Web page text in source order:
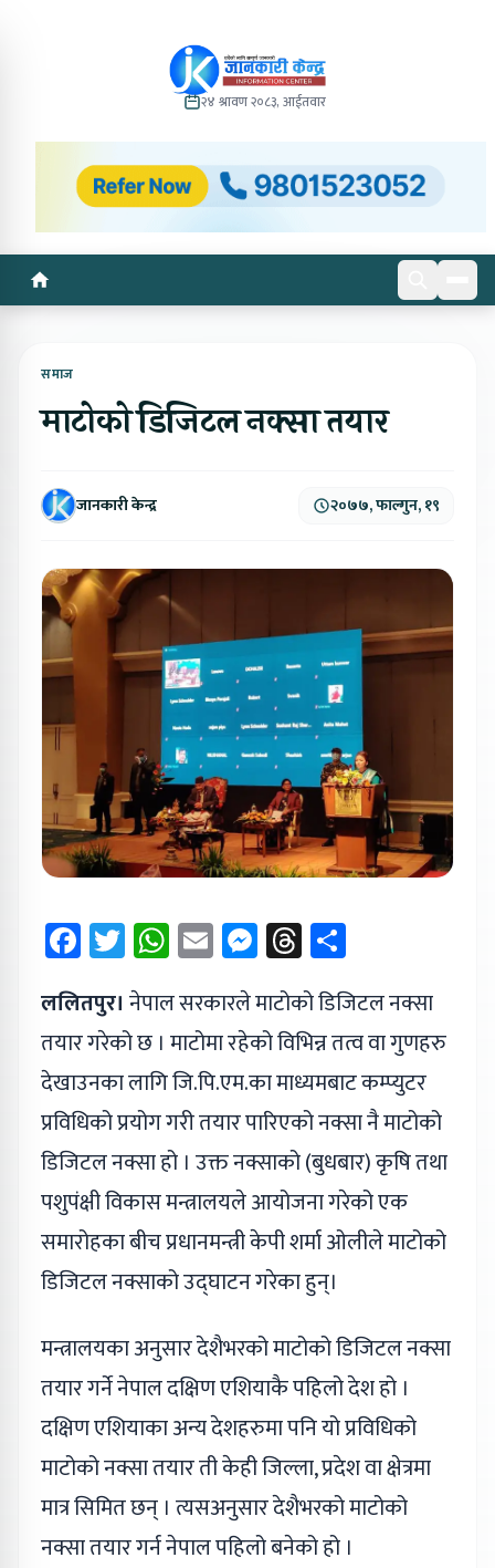
२४ श्रावण २०८३, आईतवार
समाज
माटोको डिजिटल नक्सा तयार
जानकारी केन्द्र २०७७, फाल्गुन, १९
Facebook
Twitter
WhatsApp
EmailMessenger
Threads
ललितपुर। नेपाल सरकारले माटोको डिजिटल नक्सा
तयार गरेको छ । माटोमा रहेको विभिन्न तत्व वा गुणहरु
देखाउनका लागि जि.पि.एम.का माध्यमबाट कम्प्युटर
प्रविधिको प्रयोग गरी तयार पारिएको नक्सा नै माटोको
डिजिटल नक्सा हो । उक्त नक्साको (बुधबार) कृषि तथा
पशुपंक्षी विकास मन्त्रालयले आयोजना गरेको एक
समारोहका बीच प्रधानमन्त्री केपी शर्मा ओलीले माटोको
डिजिटल नक्साको उद्घाटन गरेका हुन्।
मन्त्रालयका अनुसार देशैभरको माटोको डिजिटल नक्सा
तयार गर्ने नेपाल दक्षिण एशियाकै पहिलो देश हो ।
दक्षिण एशियाका अन्य देशहरुमा पनि यो प्रविधिको
माटोको नक्सा तयार ती केही जिल्ला, प्रदेश वा क्षेत्रमा
मात्र सिमित छन् । त्यसअनुसार देशैभरको माटोको
नक्सा तयार गर्न नेपाल पहिलो बनेको हो ।